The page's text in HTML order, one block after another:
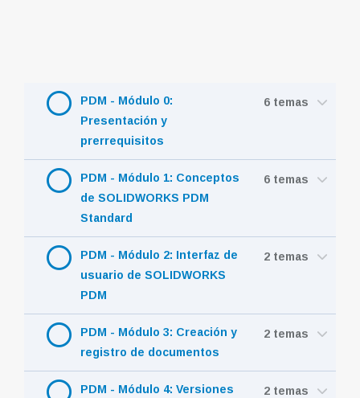
PDM - Módulo 0:
Presentación y
prerrequisitos
6 temas
PDM - Módulo 1: Conceptos
de SOLIDWORKS PDM
Standard
6 temas
PDM - Módulo 2: Interfaz de
usuario de SOLIDWORKS
PDM
2 temas
PDM - Módulo 3: Creación y
registro de documentos
2 temas
PDM - Módulo 4: Versiones
2 temas